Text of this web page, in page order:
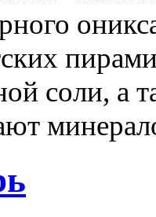
соли, а